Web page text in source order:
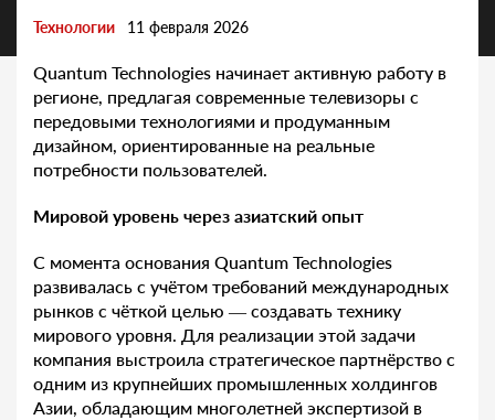
Технологии 11 февраля 2026
Quantum Technologies начинает активную работу в
регионе, предлагая современные телевизоры с
передовыми технологиями и продуманным
дизайном, ориентированные на реальные
потребности пользователей.
Мировой уровень через азиатский опыт
С момента основания Quantum Technologies
развивалась с учётом требований международных
рынков с чёткой целью — создавать технику
мирового уровня. Для реализации этой задачи
компания выстроила стратегическое партнёрство с
одним из крупнейших промышленных холдингов
Азии, обладающим многолетней экспертизой в